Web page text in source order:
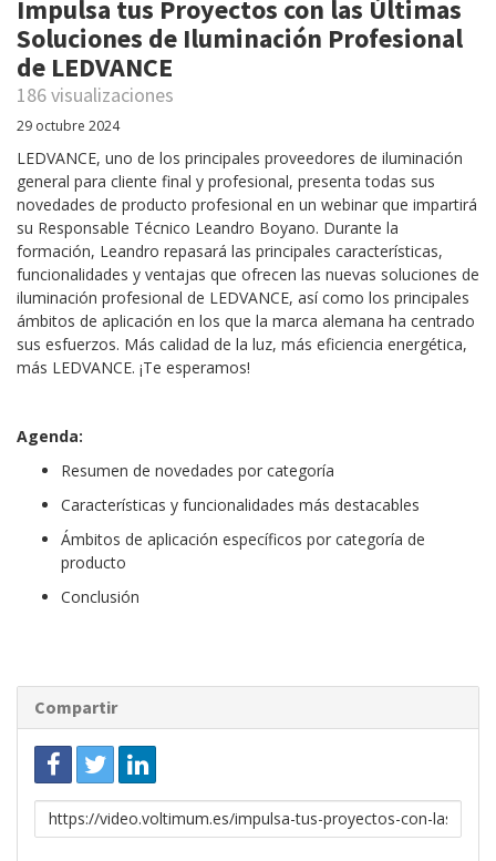
Impulsa tus Proyectos con las Últimas
Soluciones de Iluminación Profesional
de LEDVANCE
186 visualizaciones
29 octubre 2024
LEDVANCE, uno de los principales proveedores de iluminación
general para cliente final y profesional, presenta todas sus
novedades de producto profesional en un webinar que impartirá
su Responsable Técnico Leandro Boyano. Durante la
formación, Leandro repasará las principales características,
funcionalidades y ventajas que ofrecen las nuevas soluciones de
iluminación profesional de LEDVANCE, así como los principales
ámbitos de aplicación en los que la marca alemana ha centrado
sus esfuerzos. Más calidad de la luz, más eficiencia energética,
más LEDVANCE. ¡Te esperamos!
Agenda:
Resumen de novedades por categoría
Características y funcionalidades más destacables
Ámbitos de aplicación específicos por categoría de
producto
Conclusión
Compartir
Enlace
para